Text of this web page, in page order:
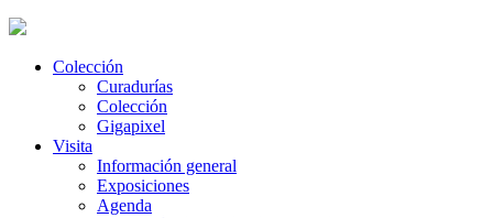
Colección
Curadurías
Colección
Gigapixel
Visita
Información general
Exposiciones
Agenda